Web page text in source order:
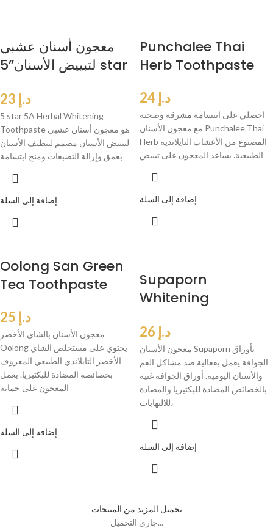
معجون أسنان عشبي
لتبييض الأسنان”5 star
د.إ
5 star 5A Herbal Whitening
Toothpaste هو معجون أسنان عشبي
لتبييض الأسنان مصمم لتنظيف الأسنان
بعمق وإزالة التصبغات ومنح ابتسامة
إضافة إلى السلة
Punchalee Thai
Herb Toothpaste
د.إ
احصلي على ابتسامة مشرقة وصحية
مع معجون الأسنان Punchalee Thai
Herb المصنوع من الأعشاب التايلاندية
الطبيعية. يساعد المعجون على تبييض
إضافة إلى السلة
Oolong San Green
Tea Toothpaste
د.إ
معجون الأسنان بالشاي الأخضر
Oolong يحتوي على مستخلص الشاي
الأخضر التايلاندي الطبيعي المعروف
بخصائصه المضادة للبكتيريا. يعمل
المعجون على حماية
إضافة إلى السلة
Supaporn
Whitening
د.إ
معجون الأسنان Supaporn بأوراق
الجوافة يعمل بفعالية ضد مشاكل الفم
والأسنان اليومية. أوراق الجوافة غنية
بالخصائص المضادة للبكتيريا والمضادة
للالتهابات،
إضافة إلى السلة
تحميل المزيد من المنتجات
جاري التحميل...